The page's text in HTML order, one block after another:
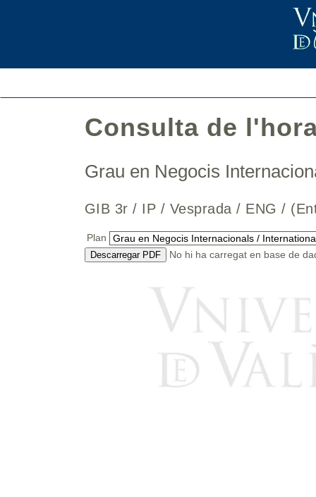
Consulta de
Grau en Negocis
GIB 3r / IP / Vesprada / ENG /
Plan
Descarregar PDF No hi ha carregat en base de